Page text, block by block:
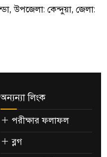
উপজেলা: কেন্দুয়া, জেলা:
অন্যন্যা লিংক
পরীক্ষার ফলাফল
ব্লগ